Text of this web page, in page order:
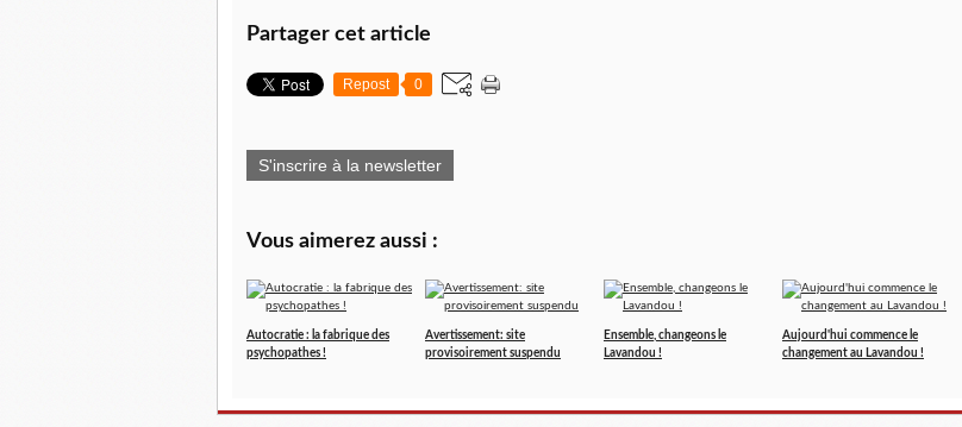
Partager cet article
Repost 0
S'inscrire à la newsletter
Vous aimerez aussi :
Autocratie : la fabrique des
psychopathes !
Avertissement: site
provisoirement suspendu
Ensemble, changeons le
Lavandou !
Aujourd'hui commence le
changement au Lavandou !